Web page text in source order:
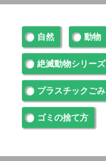
自然 動物
絶滅動物シリーズ
プラスチックごみ
ゴミの捨て方